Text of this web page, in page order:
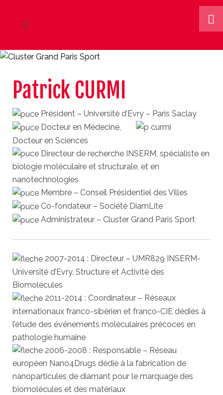
Patrick CURMI
Président – Université d’Evry – Paris Saclay
Docteur en Médecine,
Docteur en Sciences
Directeur de recherche INSERM, spécialiste en
biologie moléculaire et structurale, et en
nanotechnologies
Membre – Conseil Présidentiel des Villes
Co-fondateur – Société DiamLite
Administrateur – Cluster Grand Paris Sport
2007-2014 : Directeur – UMR829 INSERM-
Université d’Evry, Structure et Activité des
Biomolécules
2011-2014 : Coordinateur – Réseaux
internationaux franco-sibérien et franco-CIE dédiés à
l’étude des événements moléculaires précoces en
pathologie humaine
2006-2008 : Responsable – Réseau
européen Nano4Drugs dédié à la fabrication de
nanoparticules de diamant pour le marquage des
biomolécules et des matériaux